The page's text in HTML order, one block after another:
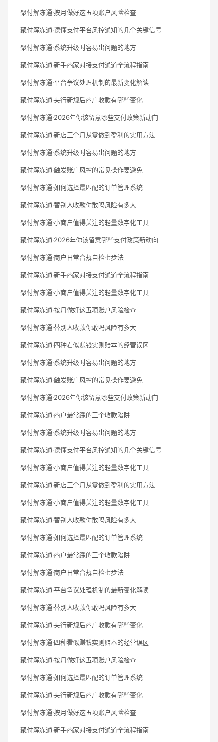
聚付解冻通·按月做好这五项账户风险检查
聚付解冻通·读懂支付平台风控通知的几个关键信号
聚付解冻通·系统升级时容易出问题的地方
聚付解冻通·新手商家对接支付通道全流程指南
聚付解冻通·平台争议处理机制的最新变化解读
聚付解冻通·央行新规后商户收款有哪些变化
聚付解冻通·2026年你该留意哪些支付政策新动向
聚付解冻通·新店三个月从零做到盈利的实用方法
聚付解冻通·系统升级时容易出问题的地方
聚付解冻通·触发账户风控的常见操作要避免
聚付解冻通·如何选择最匹配的订单管理系统
聚付解冻通·替别人收款你敢吗风险有多大
聚付解冻通·小商户值得关注的轻量数字化工具
聚付解冻通·2026年你该留意哪些支付政策新动向
聚付解冻通·商户日常合规自检七步法
聚付解冻通·新手商家对接支付通道全流程指南
聚付解冻通·小商户值得关注的轻量数字化工具
聚付解冻通·按月做好这五项账户风险检查
聚付解冻通·替别人收款你敢吗风险有多大
聚付解冻通·四种看似赚钱实则赔本的经营误区
聚付解冻通·系统升级时容易出问题的地方
聚付解冻通·触发账户风控的常见操作要避免
聚付解冻通·2026年你该留意哪些支付政策新动向
聚付解冻通·商户最常踩的三个收款陷阱
聚付解冻通·系统升级时容易出问题的地方
聚付解冻通·读懂支付平台风控通知的几个关键信号
聚付解冻通·小商户值得关注的轻量数字化工具
聚付解冻通·新店三个月从零做到盈利的实用方法
聚付解冻通·小商户值得关注的轻量数字化工具
聚付解冻通·替别人收款你敢吗风险有多大
聚付解冻通·如何选择最匹配的订单管理系统
聚付解冻通·商户最常踩的三个收款陷阱
聚付解冻通·商户日常合规自检七步法
聚付解冻通·平台争议处理机制的最新变化解读
聚付解冻通·替别人收款你敢吗风险有多大
聚付解冻通·央行新规后商户收款有哪些变化
聚付解冻通·四种看似赚钱实则赔本的经营误区
聚付解冻通·按月做好这五项账户风险检查
聚付解冻通·如何选择最匹配的订单管理系统
聚付解冻通·央行新规后商户收款有哪些变化
聚付解冻通·按月做好这五项账户风险检查
聚付解冻通·新手商家对接支付通道全流程指南